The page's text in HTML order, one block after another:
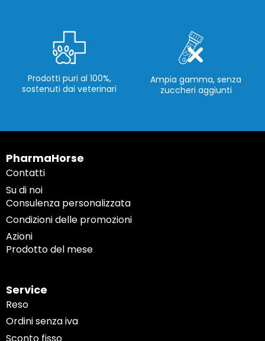
Prodotti puri al 100%,
sostenuti dai veterinari
Ampia gamma, senza
zuccheri aggiunti
PharmaHorse
Contatti
Su di noi
Consulenza personalizzata
Condizioni delle promozioni
Azioni
Prodotto del mese
Service
Reso
Ordini senza iva
Sconto fisso